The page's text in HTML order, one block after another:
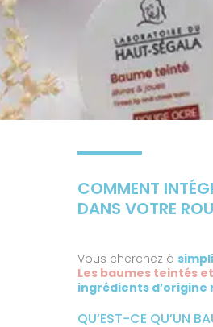
COMMENT
DANS VOTRE
Vous cherchez à
Les baumes teintés
ingrédients d’origine
QU’EST-CE QU’UN